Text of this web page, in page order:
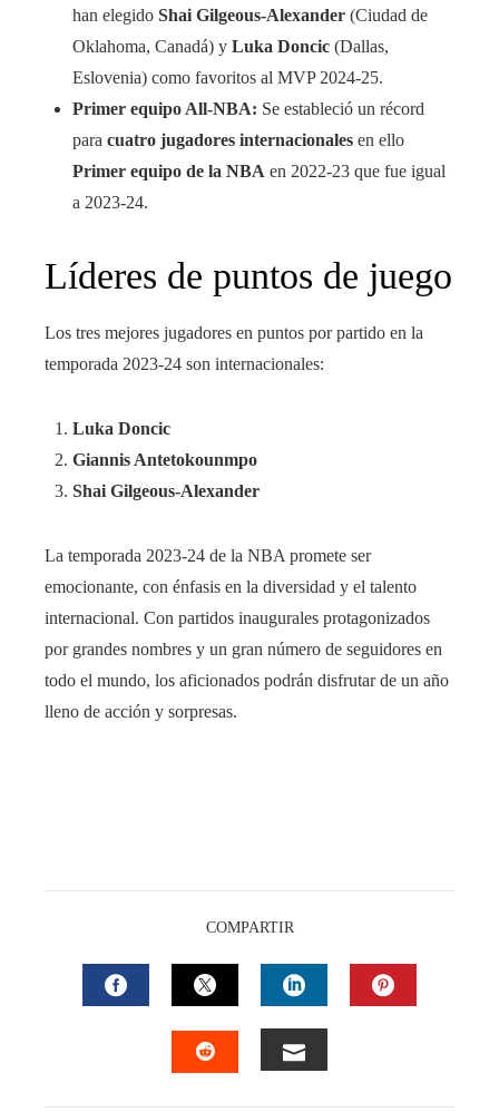
han elegido Shai Gilgeous-Alexander (Ciudad de
Oklahoma, Canadá) y Luka Doncic (Dallas,
Eslovenia) como favoritos al MVP 2024-25.
Primer equipo All-NBA: Se estableció un récord
para cuatro jugadores internacionales en ello
Primer equipo de la NBA en 2022-23 que fue igual
a 2023-24.
Líderes de puntos de juego
Los tres mejores jugadores en puntos por partido en la
temporada 2023-24 son internacionales:
Luka Doncic
Giannis Antetokounmpo
Shai Gilgeous-Alexander
La temporada 2023-24 de la NBA promete ser
emocionante, con énfasis en la diversidad y el talento
internacional. Con partidos inaugurales protagonizados
por grandes nombres y un gran número de seguidores en
todo el mundo, los aficionados podrán disfrutar de un año
lleno de acción y sorpresas.
COMPARTIR
FACEBOOKTWITTERLINKEDIN